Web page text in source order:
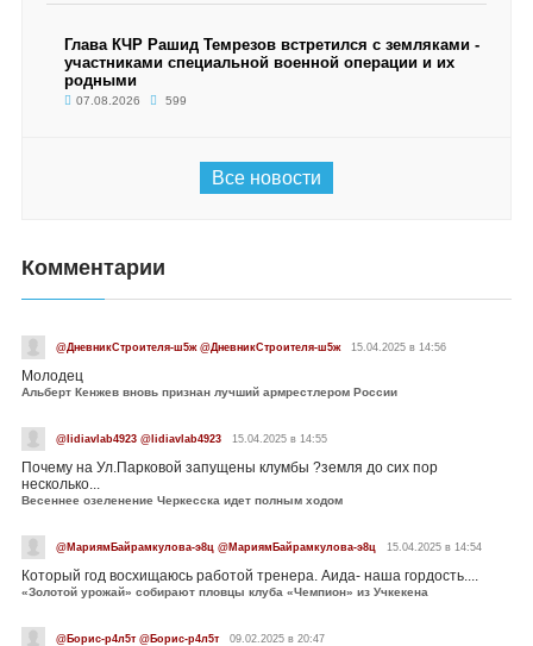
Глава КЧР Рашид Темрезов встретился с земляками -
участниками специальной военной операции и их
родными
07.08.2026 599
Все новости
Комментарии
@ДневникСтроителя-ш5ж @ДневникСтроителя-ш5ж 15.04.2025 в 14:56
Молодец
Альберт Кенжев вновь признан лучший армрестлером России
@lidiavlab4923 @lidiavlab4923 15.04.2025 в 14:55
Почему на Ул.Парковой запущены клумбы ?земля до сих пор
несколько...
Весеннее озеленение Черкесска идет полным ходом
@МариямБайрамкулова-э8ц @МариямБайрамкулова-э8ц 15.04.2025 в 14:54
Который год восхищаюсь работой тренера. Аида- наша гордость....
«Золотой урожай» собирают пловцы клуба «Чемпион» из Учкекена
@Борис-р4л5т @Борис-р4л5т 09.02.2025 в 20:47